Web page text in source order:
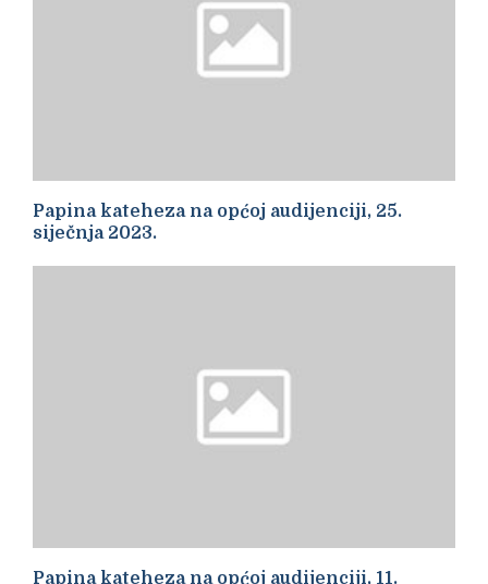
Papina kateheza na općoj audijenciji, 25.
siječnja 2023.
Papina kateheza na općoj audijenciji, 11.